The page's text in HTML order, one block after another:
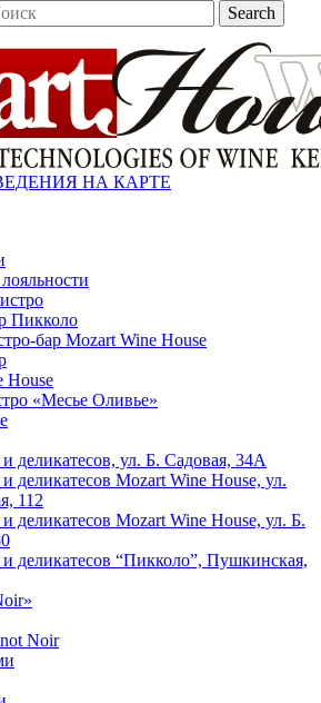
Search
НА КАРТЕ
Пикколо
бар Mozart Wine House
House
«Месье Оливье»
деликатесов, ул. Б. Садовая, 34А
деликатесов Mozart Wine House, ул.
112
деликатесов Mozart Wine House, ул. Б.
деликатесов “Пикколо”, Пушкинская,
Noir